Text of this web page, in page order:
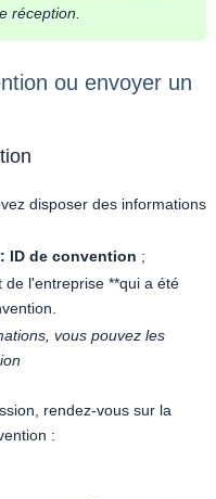
réception.
ou envoyer un
disposer des informations
ID de convention ;
de l'entreprise **qui a été
vous pouvez les
rendez-vous sur la
: